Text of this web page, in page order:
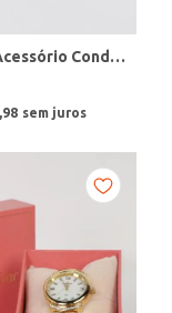
Relógio+Acessório Condor Feminino ROSE
98